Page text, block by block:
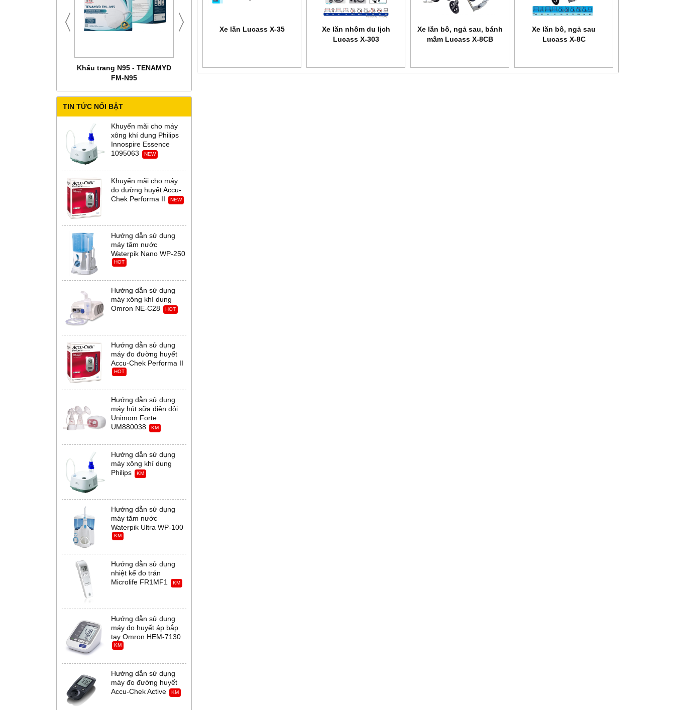
Khẩu trang N95 - TENAMYD
FM-N95
Bộ trang phục phòng dịch
Phun sát khuẩn toàn thân
Dụng cụ tập thở BIOHEALTH Máy xông khí dung siêu âm Máy xông khí dung Microlife
TIN TỨC NỔI BẬT
Khuyến mãi cho máy
xông khí dung Philips
Innospire Essence
1095063
NEW
Khuyến mãi cho máy
đo đường huyết Accu-
Chek Performa II
NEW
Hướng dẫn sử dụng
máy tăm nước
Waterpik Nano WP-250
HOT
Hướng dẫn sử dụng
máy xông khí dung
Omron NE-C28
HOT
Hướng dẫn sử dụng
máy đo đường huyết
Accu-Chek Performa II
HOT
Hướng dẫn sử dụng
máy hút sữa điện đôi
Unimom Forte
UM880038
KM
Hướng dẫn sử dụng
máy xông khí dung
Philips
KM
Hướng dẫn sử dụng
máy tăm nước
Waterpik Ultra WP-100
KM
Hướng dẫn sử dụng
nhiệt kế đo trán
Microlife FR1MF1
KM
Hướng dẫn sử dụng
máy đo huyết áp bắp
tay Omron HEM-7130
KM
Hướng dẫn sử dụng
máy đo đường huyết
Accu-Chek Active
KM
Xe lăn Lucass X-35
Xe lăn nhôm du lịch
Lucass X-303
Xe lăn bô, ngả sau, bánh
mâm Lucass X-8CB
Xe lăn bô, ngả sau
Lucass X-8C